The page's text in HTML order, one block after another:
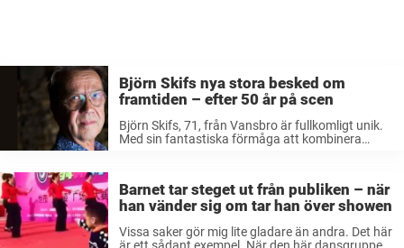
Björn Skifs nya stora besked om
framtiden – efter 50 år på scen
Björn Skifs, 71, från Vansbro är fullkomligt unik.
Med sin fantastiska förmåga att kombinera
Barnet tar steget ut från publiken – när
han vänder sig om tar han över showen
Vissa saker gör mig lite gladare än andra. Det här